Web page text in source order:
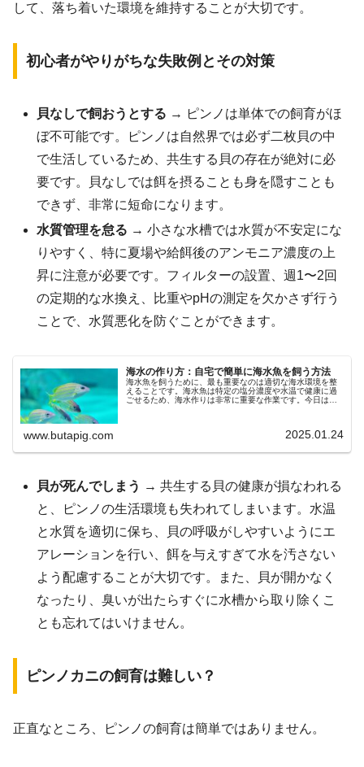
して、落ち着いた環境を維持することが大切です。
初心者がやりがちな失敗例とその対策
貝なしで飼おうとする → ピンノは単体での飼育がほ
ぼ不可能です。ピンノは自然界では必ず二枚貝の中
で生活しているため、共生する貝の存在が絶対に必
要です。貝なしでは餌を摂ることも身を隠すことも
できず、非常に短命になります。
水質管理を怠る → 小さな水槽では水質が不安定にな
りやすく、特に夏場や給餌後のアンモニア濃度の上
昇に注意が必要です。フィルターの設置、週1〜2回
の定期的な水換え、比重やpHの測定を欠かさず行う
ことで、水質悪化を防ぐことができます。
海水の作り方：自宅で簡単に海水魚を飼う方法
海水魚を飼うために、最も重要なのは適切な海水環境を整
えることです。海水魚は特定の塩分濃度や水温で健康に過
ごせるため、海水作りは非常に重要な作業です。今日は自
www.butapig.com 2025.01.24
貝が死んでしまう → 共生する貝の健康が損なわれる
と、ピンノの生活環境も失われてしまいます。水温
と水質を適切に保ち、貝の呼吸がしやすいようにエ
アレーションを行い、餌を与えすぎて水を汚さない
よう配慮することが大切です。また、貝が開かなく
なったり、臭いが出たらすぐに水槽から取り除くこ
とも忘れてはいけません。
ピンノカニの飼育は難しい？
正直なところ、ピンノの飼育は簡単ではありません。